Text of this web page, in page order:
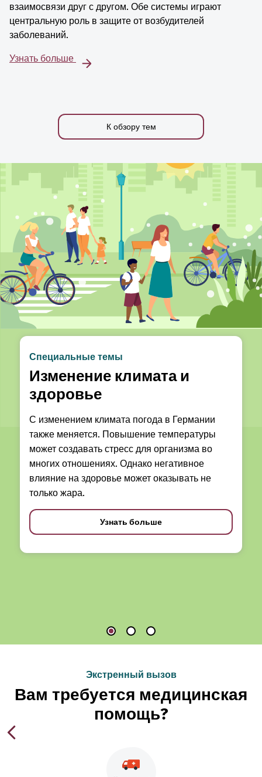
взаимосвязи друг с другом. Обе системы играют
центральную роль в защите от возбудителей
заболеваний.
Узнать больше
К обзору тем
Специальные темы
Изменение климата и
здоровье
С изменением климата погода в Германии
также меняется. Повышение температуры
может создавать стресс для организма во
многих отношениях. Однако негативное
влияние на здоровье может оказывать не
только жара.
Узнать больше
Экстренный вызов
Вам требуется медицинская
помощь?